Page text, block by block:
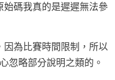
始碼我真的是遲遲無法參
因為比賽時間限制，所以
忽略部分說明之類的。